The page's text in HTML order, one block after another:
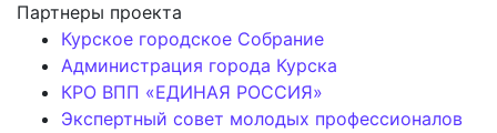
Партнеры проекта
Курское городское Собрание
Администрация города Курска
КРО ВПП «ЕДИНАЯ РОССИЯ»
Экспертный совет молодых профессионалов